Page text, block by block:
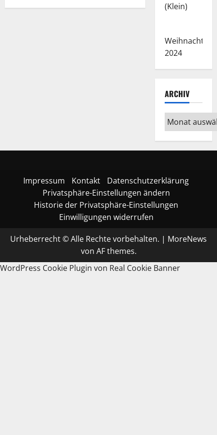
2024
ARCHIV
Archiv
Impressum Kontakt
Datenschutzerklärung
Privatsphäre-Einstellungen ändern
Historie der Privatsphäre-Einstellungen
Einwilligungen widerrufen
Urheberrecht © Alle Rechte vorbehalten. | MoreNews
von AF themes.
WordPress Cookie Plugin von Real Cookie Banner